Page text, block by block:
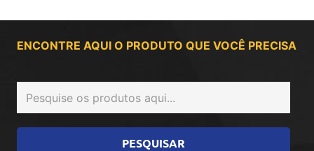
ENCONTRE AQUI O PRODUTO QUE VOCÊ PRECISA